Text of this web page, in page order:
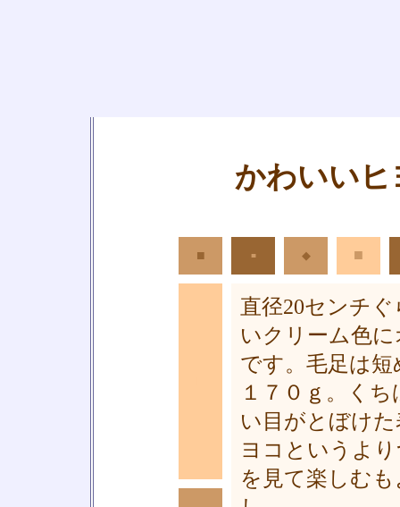
かわいい
■ ■ ◆ ■
直径20センチ
いクリーム色
です。毛足は
１７０ｇ。く
い目がとぼけ
ヨコというよ
を見て楽しむ